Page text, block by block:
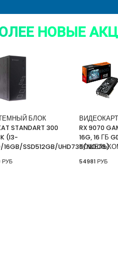
НОВЫЕ
БЛОК
STANDART 300
(I3-
16GB/SSD512GB/UHD730/NOOS)
РУБ
RX 9070
16G, 16 ГБ
54981 РУБ